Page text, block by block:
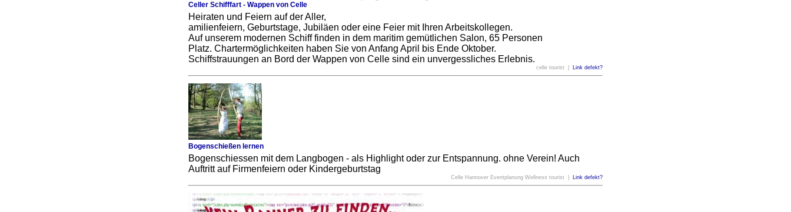
Celler Schifffart - Wappen von Celle
Heiraten und Feiern auf der Aller,
amilienfeiern, Geburtstage, Jubiläen oder eine Feier mit Ihren Arbeitskollegen.
Auf unserem modernen Schiff finden in dem maritim gemütlichen Salon, 65 Personen
Platz. Chartermöglichkeiten haben Sie von Anfang April bis Ende Oktober.
Schiffstrauungen an Bord der Wappen von Celle sind ein unvergessliches Erlebnis.
celle tourist | Link defekt?
Bogenschießen lernen
Bogenschiessen mit dem Langbogen - als Highlight oder zur Entspannung. ohne Verein! Auch
Auftritt auf Firmenfeiern oder Kindergeburtstag
Celle Hannover Eventplanung Wellness tourist | Link defekt?